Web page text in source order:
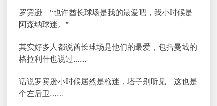
罗宾逊：“也许酋长球场是我的最爱吧，我小时候是
阿森纳球迷。”
其实好多人都说酋长球场是他们的最爱，包括曼城的
格拉利什也说过……
话说罗宾逊小时候居然是枪迷，塔子别听见，这也是
个左后卫……